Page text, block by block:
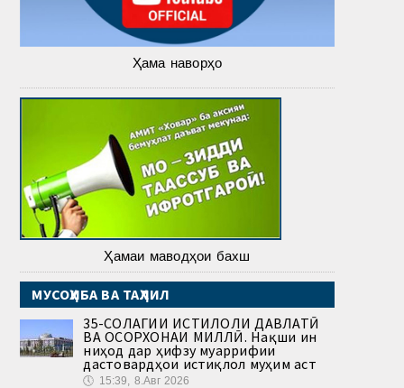
Ҳама наворҳо
Ҳамаи маводҳои бахш
МУСОҲИБА ВА ТАҲЛИЛ
35-СОЛАГИИ ИСТИҚЛОЛИ ДАВЛАТӢ
ВА ОСОРХОНАИ МИЛЛӢ. Нақши ин
ниҳод дар ҳифзу муаррифии
дастовардҳои истиқлол муҳим аст
🕔 15:39, 8.Авг 2026